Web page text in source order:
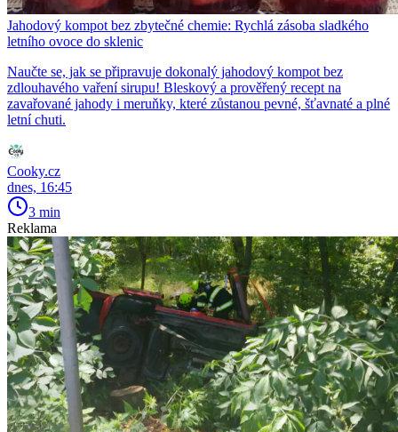
Jahodový kompot bez zbytečné chemie: Rychlá zásoba sladkého
letního ovoce do sklenic
Naučte se, jak se připravuje dokonalý jahodový kompot bez
zdlouhavého vaření sirupu! Bleskový a prověřený recept na
zavařované jahody i meruňky, které zůstanou pevné, šťavnaté a plné
letní chuti.
Cooky.cz
dnes, 16:45
3 min
Reklama